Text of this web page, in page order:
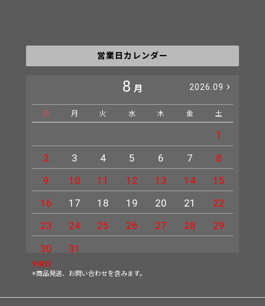
営業日カレンダー
8 月 2026.09
日 月 火 水 木 金 土
1
2
3 4 5 6 7
8
9
10 11 12 13 14
15
16
17 18 19 20 21
22
23
24 25 26 27 28
29
30
31
休業日
※商品発送、お問い合わせを含みます。